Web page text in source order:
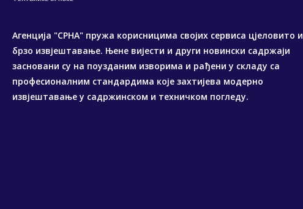
Агенција "СРНА" пружа корисницима својих сервиса цјеловито и
брзо извјештавање. Њене вијести и други новински садржаји
засновани су на поузданим изворима и рађени у складу са
професионалним стандардима које захтијева модерно
извјештавање у садржинском и техничком погледу.